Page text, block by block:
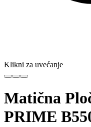
Klikni za uvećanje
Matična
PRIME